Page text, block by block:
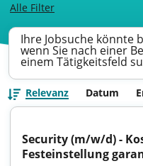
Alle Filter
Ihre Jobsuche könnte
wenn Sie nach einer
einem Tätigkeitsfeld
Relevanz Datum
Security (m/w/d) -
Festeinstellung